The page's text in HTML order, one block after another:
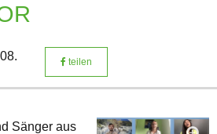
08.
teilen
Sänger aus